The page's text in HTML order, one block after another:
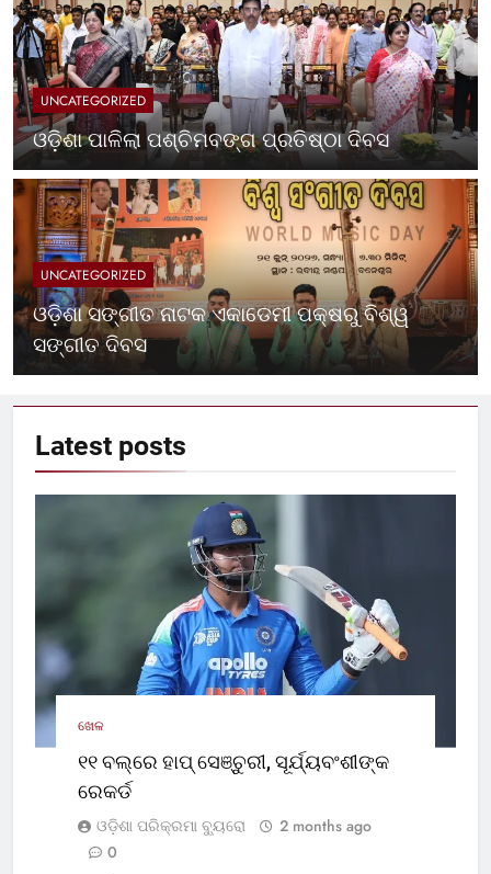
UNCATEGORIZED
ଓଡ଼ିଶା ପାଳିଲା ପଶ୍ଚିମବଙ୍ଗ ପ୍ରତିଷ୍ଠା ଦିବସ
UNCATEGORIZED
ଓଡ଼ିଶା ସଙ୍ଗୀତ ନାଟକ ଏକାଡେମୀ ପକ୍ଷରୁ ବିଶ୍ୱ
ସଙ୍ଗୀତ ଦିବସ
Latest posts
ଖେଳ
୧୧ ବଲ୍‌ରେ ହାପ୍ ସେଞ୍ଚୁରୀ, ସୂର୍ଯ୍ୟବଂଶୀଙ୍କ
ରେକର୍ଡ
ଓଡ଼ିଶା ପରିକ୍ରମା ବ୍ୟୁରୋ
2 months ago
0